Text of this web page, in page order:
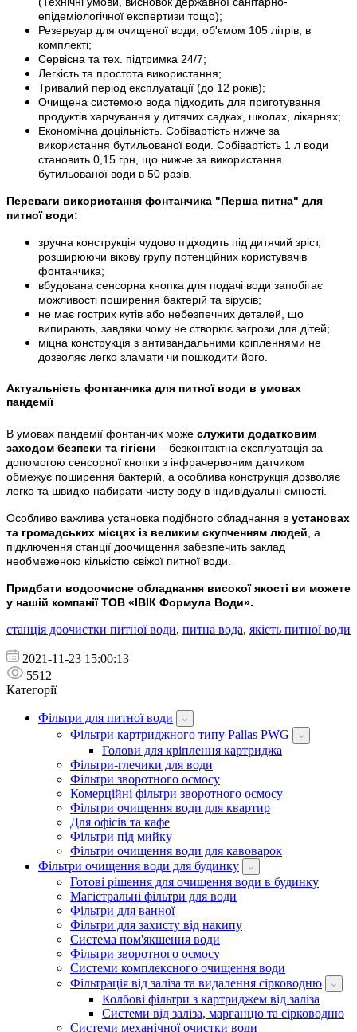
епідеміологічної експертизи тощо);
Резервуар для очищеної води, об'ємом 105 літрів, в
комплекті;
Сервісна та тех. підтримка 24/7;
Легкість та простота використання;
Тривалий період експлуатації (до 12 років);
Очищена системою вода підходить для приготування
продуктів харчування у дитячих садках, школах, лікарнях;
Економічна доцільність. Собівартість нижче за
використання бутильованої води. Собівартість 1 л води
становить 0,15 грн, що нижче за використання
бутильованої води в 50 разів.
Переваги використання фонтанчика "Перша питна" для
питної води:
зручна конструкція чудово підходить під дитячий зріст,
розширюючи вікову групу потенційних користувачів
фонтанчика;
вбудована сенсорна кнопка для подачі води запобігає
можливості поширення бактерій та вірусів;
не має гострих кутів або небезпечних деталей, що
випирають, завдяки чому не створює загрози для дітей;
міцна конструкція з антивандальними кріпленнями не
дозволяє легко зламати чи пошкодити його.
Актуальність фонтанчика для питної води в умовах
пандемії
В умовах пандемії фонтанчик може служити додатковим
заходом безпеки та гігієни – безконтактна експлуатація за
допомогою сенсорної кнопки з інфрачервоним датчиком
обмежує поширення бактерій, а особлива конструкція дозволяє
легко та швидко набирати чисту воду в індивідуальні ємності.
Особливо важлива установка подібного обладнання в установах
та громадських місцях із великим скупченням людей , а
підключення станції доочищення забезпечить заклад
необмеженою кількістю свіжої питної води.
Придбати водоочисне обладнання високої якості ви можете
у нашій компанії ТОВ «ІВІК Формула Води».
станція доочистки питної води, питна вода, якість питної води
2021-11-23 15:00:13
5512
Категорії
Фільтри для питної води
Фільтри картриджного типу Pallas PWG
Голови для кріплення картриджа
Фільтри-глечики для води
Фільтри зворотного осмосу
Комерційні фільтри зворотного осмосу
Фільтри очищення води для квартир
Для офісів та кафе
Фільтри під мийку
Фільтри очищення води для кавоварок
Фільтри очищення води для будинку
Готові рішення для очищення води в будинку
Магістральні фільтри для води
Фільтри для ванної
Фільтри для захисту від накипу
Система пом'якшення води
Фільтри зворотного осмосу
Системи комплексного очищення води
Фільтрація від заліза та видалення сірководню
Колбові фільтри з картриджем від заліза
Системи від заліза, марганцю та сірководню
Системи механічної очистки води